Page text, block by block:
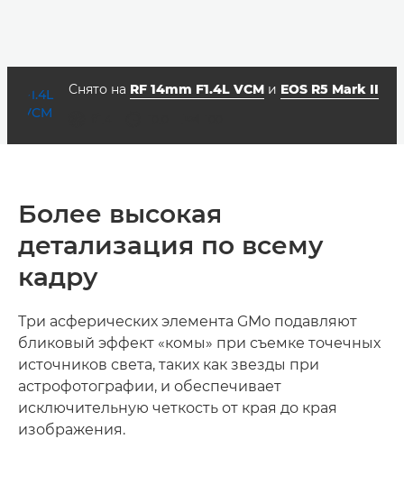
Снято на RF 14mm F1.4L VCM и EOS R5 Mark II
Более высокая
детализация по всему
кадру
Три асферических элемента GMo подавляют
бликовый эффект «комы» при съемке точечных
источников света, таких как звезды при
астрофотографии, и обеспечивает
исключительную четкость от края до края
изображения.